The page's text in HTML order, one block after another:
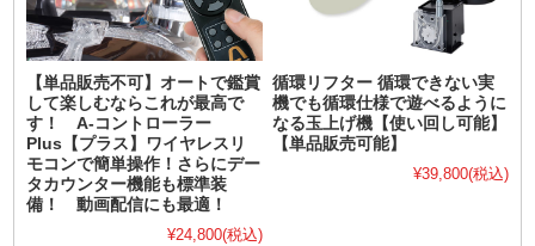
【単品販売不可】オートで鑑賞
して楽しむならこれが最高で
す！ A-コントローラー
Plus【プラス】ワイヤレスリ
モコンで簡単操作！さらにデー
タカウンター機能も標準装
備！ 動画配信にも最適！
¥24,800(税込)
循環リフター 循環できない実
機でも循環仕様で遊べるように
なる玉上げ機【使い回し可能】
【単品販売可能】
¥39,800(税込)